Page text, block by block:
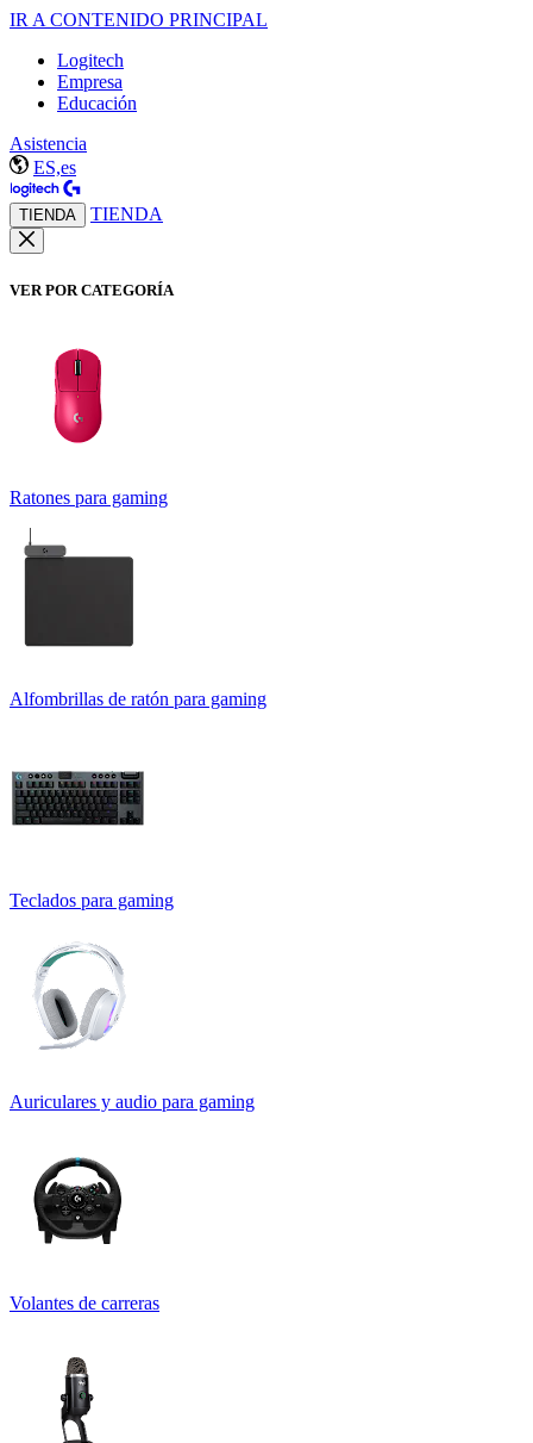
IR A CONTENIDO PRINCIPAL
Logitech
Empresa
Educación
Asistencia
ES,es
TIENDA TIENDA
VER POR CATEGORÍA
Ratones para gaming
Alfombrillas de ratón para gaming
Teclados para gaming
Auriculares y audio para gaming
Volantes de carreras